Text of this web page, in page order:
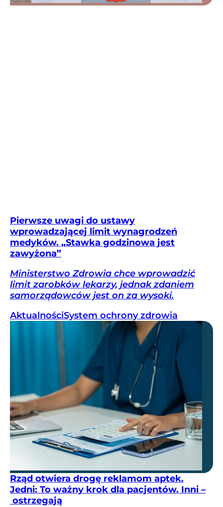
Pierwsze uwagi do ustawy
wprowadzającej limit wynagrodzeń
medyków. „Stawka godzinowa jest
zawyżona”
Ministerstwo Zdrowia chce wprowadzić
limit zarobków lekarzy, jednak zdaniem
samorządowców jest on za wysoki.
AktualnościSystem ochrony zdrowia
Rząd otwiera drogę reklamom aptek.
Jedni: To ważny krok dla pacjentów. Inni –
ostrzegają